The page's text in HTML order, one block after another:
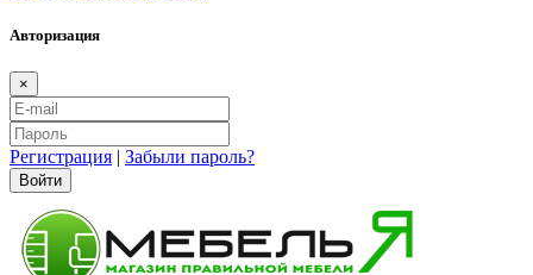
Авторизация
×
Регистрация | Забыли пароль?
Войти